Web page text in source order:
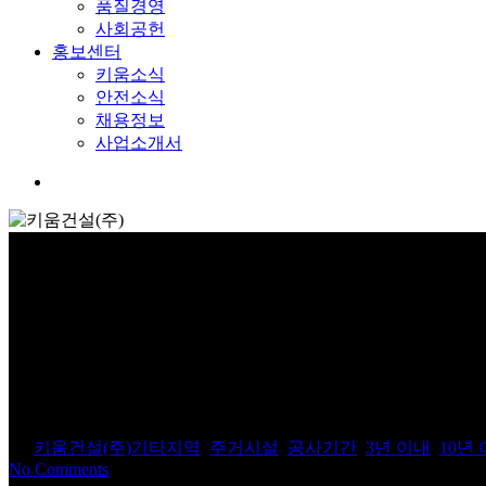
품질경영
사회공헌
홍보센터
키움소식
안전소식
채용정보
사업소개서
키움건설(주)기타지역 주거시설 공사기간 3년 이내 10년
No Comments